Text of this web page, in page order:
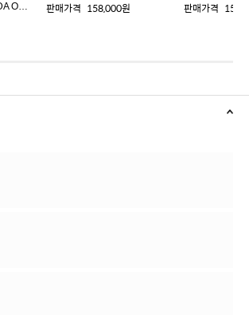
판매가격 158,000원 판매가격